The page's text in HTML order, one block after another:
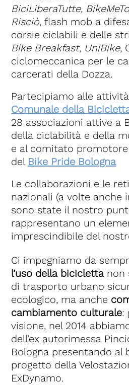
BiciLiberaTutte,
Risciò, flash mob a
corsie ciclabili e delle
Bike Breakfast, UniBike,
ciclomeccanica per le
carcerati della Dozza.
Partecipiamo alle
Comunale della
28 associazioni attive a
della ciclabilità e della
e al comitato
del Bike Pride Bologna
Le collaborazioni e le
nazionali (a volte anche
sono state il nostro
rappresentano un
imprescindibile del
Ci impegniamo da
l’uso della biciclettanon
di trasporto urbano
ecologico, ma anche
cambiamento culturale:
visione, nel 2014
dell’ex autorimessa
Bologna presentando al
progetto della
ExDynamo.